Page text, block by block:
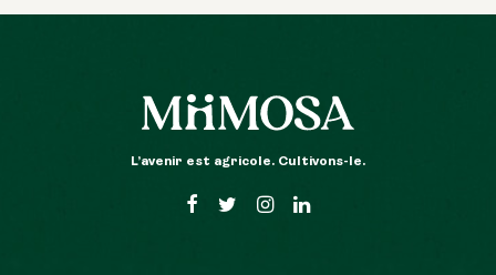
L’avenir est agricole. Cultivons-le.